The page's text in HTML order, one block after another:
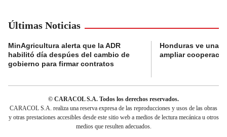
Últimas Noticias
MinAgricultura alerta que la ADR
habilitó día despúes del cambio de
gobierno para firmar contratos
Honduras ve una
ampliar
© CARACOL S.A. Todos los derechos reservados.
CARACOL S.A. realiza una reserva expresa de las reproducciones y usos de las obras
y otras prestaciones accesibles desde este sitio web a medios de lectura mecánica u otros
medios que resulten adecuados.